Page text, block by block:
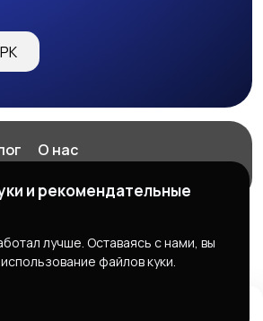
О нас
Экспресс Заказ
и рекомендательные
лучше. Оставаясь с нами, вы
файлов куки.